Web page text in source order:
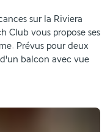
sur la Riviera
Club vous propose ses
Prévus pour deux
balcon avec vue